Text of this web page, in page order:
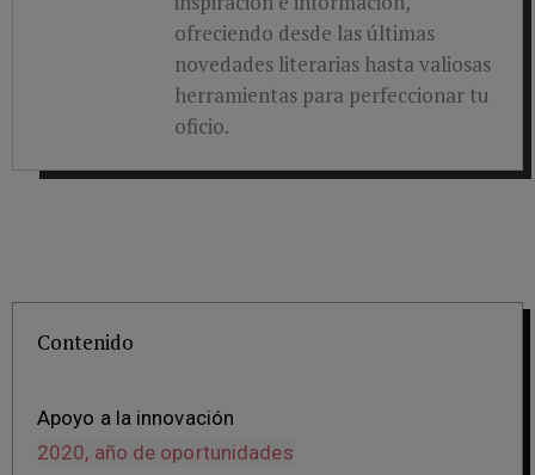
ofreciendo desde las últimas
novedades literarias hasta valiosas
herramientas para perfeccionar tu
oficio.
Contenido
Apoyo a la innovación
2020, año de oportunidades